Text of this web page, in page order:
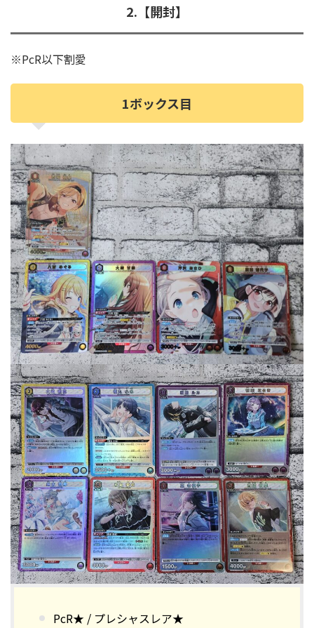
2.【開封】
※PcR以下割愛
1ボックス目
PcR★ / プレシャスレア★